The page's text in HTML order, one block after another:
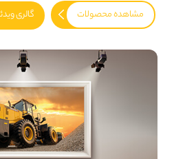
مشاهده محصولات گالری